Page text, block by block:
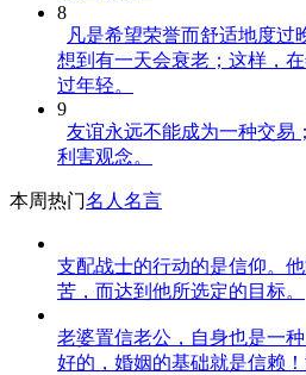
8
凡是希望荣誉而舒适地度过
想到有一天会衰老；这样，
过年轻。
9
友谊永远不能成为一种交易
利害观念。
本周热门名人名言
支配战士的行动的是信仰。
苦，而达到他所选定的目标。
老婆置信老公，自身也是一
好的，婚姻的基础就是信赖